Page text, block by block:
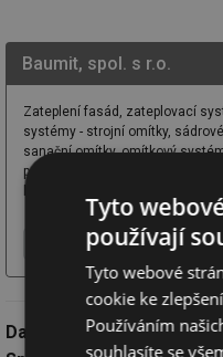
Baumit, spol. s r.o.
Zateplení fasád, zateplovací
systémy - strojní omítky,
sanační omítky, omítkový
probarvené fasádní omítky a
Více o firmě Chci další
Datum:
23.2.2024
Tyto
používají
Tyto webové
cookie ke
Používáním
souhlasíte se